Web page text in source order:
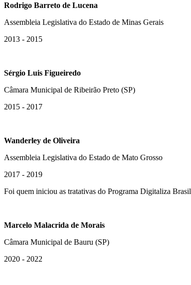
Rodrigo Barreto de Lucena
Assembleia Legislativa do Estado de Minas Gerais
2013 - 2015
Sérgio Luis Figueiredo
Câmara Municipal de Ribeirão Preto (SP)
2015 - 2017
Wanderley de Oliveira
Assembleia Legislativa do Estado de Mato Grosso
2017 - 2019
Foi quem iniciou as tratativas do Programa Digitaliza Brasil
Marcelo Malacrida de Morais
Câmara Municipal de Bauru (SP)
2020 - 2022